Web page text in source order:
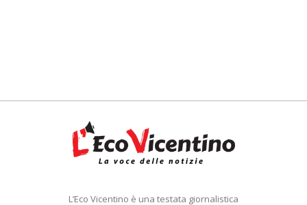
L’Eco Vicentino è una testata giornalistica